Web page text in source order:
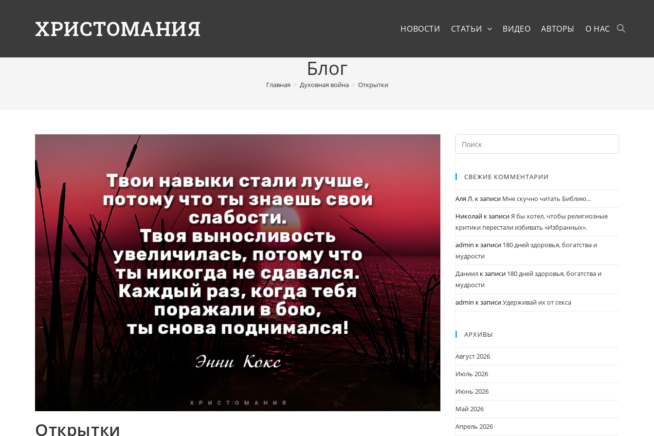
ХРИСТОМАНИЯ НОВОСТИ СТАТЬИ ВИДЕО АВТОРЫ О НАС
Блог
Главная > Духовная война > Открытки
Открытки
СВЕЖИЕ КОММЕНТАРИИ
Аля Л. к записи Мне скучно читать Библию…
Николай к записиЯ бы хотел, чтобы религиозные
критики перестали избивать «Избранных».
admin к записи 180 дней здоровья, богатства и
мудрости
Даниил к записи 180 дней здоровья, богатства и
мудрости
admin к записиУдерживай их от секса
АРХИВЫ
Август 2026
Июль 2026
Июнь 2026
Май 2026
Апрель 2026